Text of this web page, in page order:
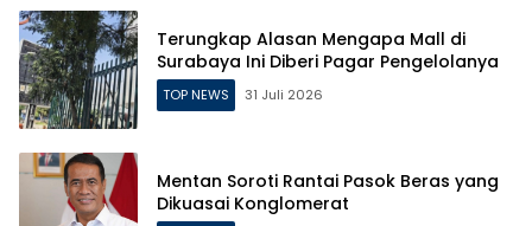
Terungkap Alasan Mengapa Mall di
Surabaya Ini Diberi Pagar Pengelolanya
TOP NEWS 31 Juli 2026
Mentan Soroti Rantai Pasok Beras yang
Dikuasai Konglomerat